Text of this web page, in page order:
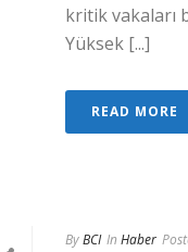
kritik vakaları
Yüksek [...]
READ MORE
ByBCI In Haber